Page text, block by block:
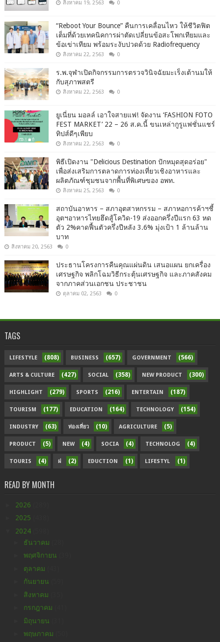
สิงหาคม 19, 2563 0
“Reboot Your Bounce” คืนการเคลื่อนไหว ให้ชีวิตฟิต
เต็มที่ด้วยเทคนิคการผ่าตัดเปลี่ยนข้อสะโพกเทียมและ
ข้อเข่าเทียม พร้อมระงับปวดด้วย Radiofrequency
สิงหาคม 22, 2563 0
ร.พ.จุฬาเปิดกิจกรรมการตรวจวินิจฉัยมะเร็งเต้านมให้
กับสุภาพสตรี
สิงหาคม 22, 2563 0
ยูเนี่ยน มอลล์ เอาใจสายแฟ! จัดงาน ‘FASHION FOTO
FEST MARKET’ 22 – 26 ส.ค.นี้ ขนเหล่ากูรูแฟชั่นแชร์
ทิปส์ดีๆเพียบ
สิงหาคม 22, 2563 0
พิธีเปิดงาน "Delicious Destination ปักหมุดสุดอร่อย"
เพื่อส่งเสริมการตลาดการท่องเที่ยวเชิงอาหารและ
ผลิตภัณฑ์ชุมชนจากพื้นที่พิเศษของ อพท.
สิงหาคม 25, 2563 0
สถาบันอาหาร – สภาอุตสาหกรรม – สภาหอการค้าฯชี้
อุตฯอาหารไทยฮึดสู้โควิด-19 ส่งออกครึ่งปีแรก 63 หด
ตัว 2%คาดฟื้นตัวครึ่งปีหลัง 3.6% มุ่งเป้า 1 ล้านล้าน
บาท
สิงหาคม 20, 2563 0
ประธานโครงการคืนคุณแผ่นดิน เสนอแผน ยกเครื่อง
เศรษฐกิจ พลิกโฉมวิธีกระตุ้นเศรษฐกิจ และภาคสังคม
จากภาคส่วนเอกชน ประชาชน
ตุลาคม 02, 2563 0
TAGS
LIFESTYLE (808) BUSINESS (657) GOVERNMENT (566)
ARTS & CULTURE (427) SOCIAL (358) NEW PRODUCT (300)
HIGHLIGHT (279) SPORTS (216) ENTERTAIN (187)
TOURISM (177) EDUCATION (164) TECHNOLOGY (154)
INDUSTRY (63) ท่องเที่ยว (10) AGRICULTURE (5)
PRODUCT (5) NEW (4) SOCIA (4) TECHNOLOG (4)
TOURIS (4) ฝ (2) EDUCTION (1) LIFESTYL (1)
READ BY MONTH
2026
2025
2024
ธันวาคม
พฤศจิกายน
ตุลาคม
กันยายน
สิงหาคม
กรกฎาคม
มิถุนายน
พฤษภาคม